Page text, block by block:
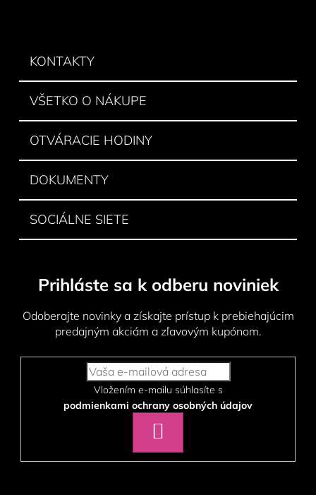
KONTAKTY
VŠETKO O NÁKUPE
OTVÁRACIE HODINY
DOKUMENTY
SOCIÁLNE SIETE
Prihláste sa k odberu noviniek
Odoberajte novinky a získajte prístup k prebiehajúcim
predajným akciám a zľavovým kupónom.
podmienkami ochrany osobných údajov
SA